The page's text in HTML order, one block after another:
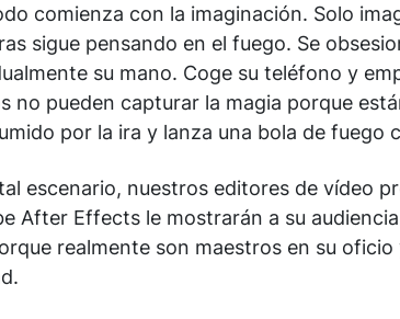
comienza con la imaginación. Solo
sigue pensando en el fuego. Se
su mano. Coge su teléfono y
no pueden capturar la magia porque
por la ira y lanza una bola de fuego
escenario, nuestros editores de vídeo
After Effects le mostrarán a su
realmente son maestros en su